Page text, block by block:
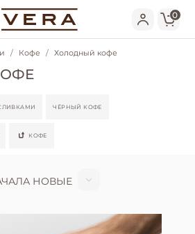
0
Кофе Холодный кофе
ЧЁРНЫЙ КОФЕ
КОФЕ
НОВЫЕ